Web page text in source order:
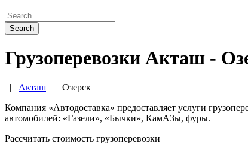
Search
Грузоперевозки Акташ -
| Акташ | Озерск
Компания «Автодоставка» предоставляет услуги
автомобилей: «Газели», «Бычки», КамАЗы, фуры.
Рассчитать стоимость грузоперевозки